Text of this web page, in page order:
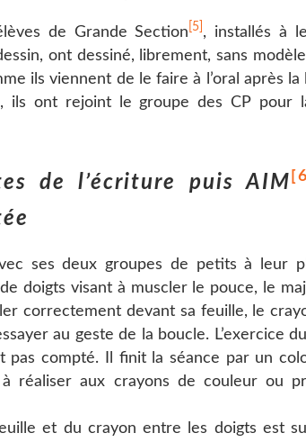
de Grande Section [5] , installés à
ont dessiné, librement, sans
ils viennent de le faire à l’oral après
ils ont rejoint le groupe des CP pour
de l’écriture puis AIM
ses deux groupes de petits à leur
doigts visant à muscler le pouce, le
correctement devant sa feuille, le
au geste de la boucle. L’exercice
pas compté. Il finit la séance par un
réaliser aux crayons de couleur ou
et du crayon entre les doigts est